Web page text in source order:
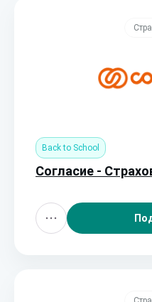
Back to School
Согласие -